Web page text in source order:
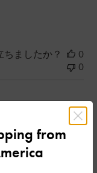
ましたか？
0
0
開
2024-05-23
from